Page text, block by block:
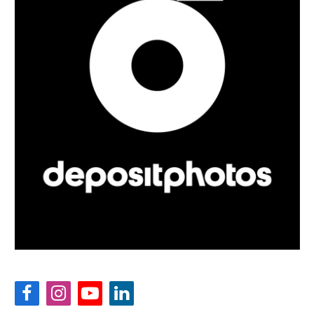
FacebookInstagramYouTubeLinkedIn